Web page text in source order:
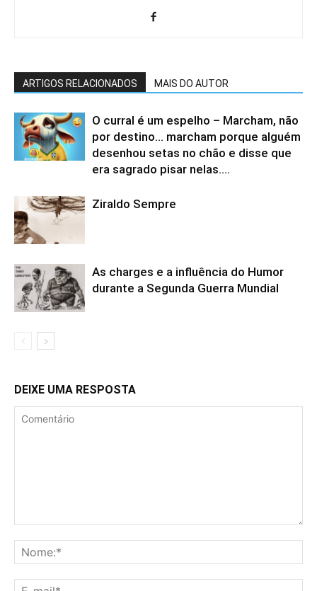
ARTIGOS RELACIONADOS MAIS DO AUTOR
O curral é um espelho – Marcham, não
por destino… marcham porque alguém
desenhou setas no chão e disse que
era sagrado pisar nelas....
Ziraldo Sempre
As charges e a influência do Humor
durante a Segunda Guerra Mundial
DEIXE UMA RESPOSTA